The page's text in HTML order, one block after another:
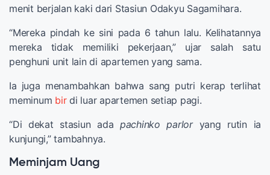
menit berjalan kaki dari Stasiun Odakyu Sagamihara.
“Mereka pindah ke sini pada 6 tahun lalu. Kelihatannya
mereka tidak memiliki pekerjaan,” ujar salah satu
penghuni unit lain di apartemen yang sama.
Ia juga menambahkan bahwa sang putri kerap terlihat
meminum birdi luar apartemen setiap pagi.
“Di dekat stasiun ada pachinko parloryang rutin ia
kunjungi,” tambahnya.
Meminjam Uang